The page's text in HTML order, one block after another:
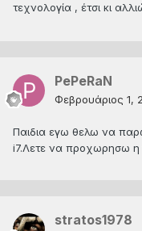
τεχνολογία , έτσι κι
PePeRaN
Φεβρουάριος 1,
Παιδια εγω θελω να
i7.Λετε να προχωρησω η
stratos1978